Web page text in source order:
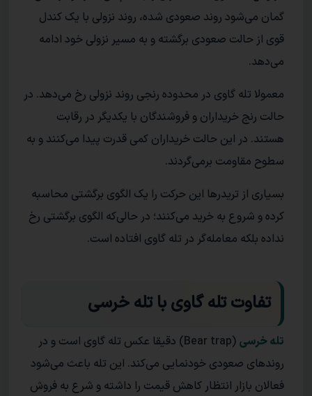
گمان می‌شود روند صعودی شده، روند نزولی با یک کندل
قوی از حالت صعودی برگشته و به مسیر نزولی خود ادامه
می‌دهد.
معمولا تله گاوی در محدوده رنجی روند نزولی رخ می‌دهد. در
حالت رنج خریداران و فروشندگان با یکدیگر در رقابت
هستند. در این حالت خریداران کمی قدرت پیدا می‌کنند و به
سطوح مقاومت برمی‌گردند.
بسیاری از تریدرها این حرکت را یک الگوی برگشتی محاسبه
کرده و شروع به خرید می‌کنند؛ در حالی‌که الگوی برگشتی رخ
نداده بلکه معامله‌گر در تله گاوی افتاده است.
تفاوت تله گاوی با تله خرسی
تله خرسی
(Bear trap) دقیقا عکس تله گاوی است و در
روندهای صعودی خودنمایی می‌کند. این تله باعث می‌شود
فعالان بازار انتظار کاهش قیمت را داشته و شرع به فروش